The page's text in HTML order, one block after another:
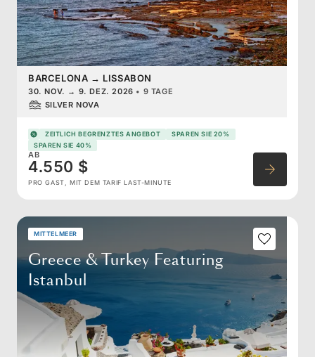
BARCELONA → LISSABON
30. NOV. → 9. DEZ. 2026 • 9 TAGE
SILVER NOVA
ZEITLICH BEGRENZTES ANGEBOT
SPAREN SIE 20%
SPAREN SIE 40%
AB
4.550 $
PRO GAST, MIT DEM TARIF LAST-MINUTE
MITTELMEER
Greece & Turkey Featuring
Istanbul